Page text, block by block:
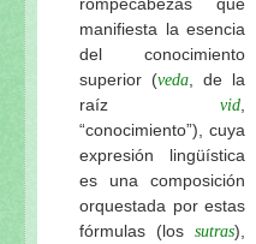
manifiesta la esencia
del conocimiento
superior (veda , de la
raíz vid
“conocimiento”), cuya
expresión lingüística
es una composición
orquestada por estas
fórmulas (los sutras),